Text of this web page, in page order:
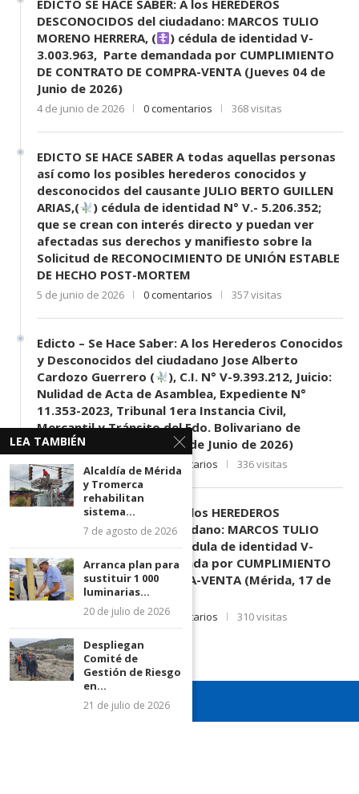
EDICTO SE HACE SABER: A los HEREDEROS
DESCONOCIDOS del ciudadano: MARCOS TULIO
MORENO HERRERA, (
) cédula de identidad V-
3.003.963, Parte demandada por CUMPLIMIENTO
DE CONTRATO DE COMPRA-VENTA (Jueves 04 de
Junio de 2026)
4 de junio de 2026 0 comentarios 368 visitas
EDICTO SE HACE SABER A todas aquellas personas
así como los posibles herederos conocidos y
desconocidos del causante JULIO BERTO GUILLEN
ARIAS,(
) cédula de identidad N° V.- 5.206.352;
que se crean con interés directo y puedan ver
afectadas sus derechos y manifiesto sobre la
Solicitud de RECONOCIMIENTO DE UNIÓN ESTABLE
DE HECHO POST-MORTEM
5 de junio de 2026 0 comentarios 357 visitas
Edicto – Se Hace Saber: A los Herederos Conocidos
y Desconocidos del ciudadano Jose Alberto
Cardozo Guerrero (
), C.I. N° V-9.393.212, Juicio:
Nulidad de Acta de Asamblea, Expediente N°
11.353-2023, Tribunal 1era Instancia Civil,
Mercantil y Tránsito del Edo. Bolivariano de
Mérida, sede El Vigía. (11 de Junio de 2026)
11 de junio de 2026 0 comentarios 336 visitas
EDICTO SE HACE SABER: A los HEREDEROS
DESCONOCIDOS del ciudadano: MARCOS TULIO
) cédula de identidad V-
3.003.963, Parte demandada por CUMPLIMIENTO
DE CONTRATO DE COMPRA-VENTA (Mérida, 17 de
Junio de 2026)
17 de junio de 2026 0 comentarios 310 visitas
LEA TAMBIÉN
Alcaldía de Mérida
y Tromerca
rehabilitan
sistema...
7 de agosto de 2026
Arranca plan para
sustituir 1 000
luminarias...
20 de julio de 2026
Despliegan
Comité de
Gestión de Riesgo
en...
21 de julio de 2026